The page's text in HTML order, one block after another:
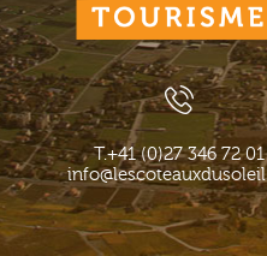
T.+41 (0)27 346 72 01